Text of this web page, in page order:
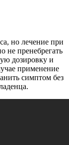
но лечение при
не пренебрегать
дозировку и
применение
симптом без